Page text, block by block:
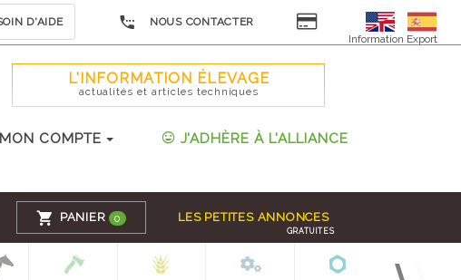
D'AIDE
NOUS CONTACTER
Information Export
L'INFORMATION ÉLEVAGE
actualités et articles techniques
MON COMPTE J'ADHÈRE À L'ALLIANCE
PANIER 0 LES PETITES ANNONCES
GRATUITES